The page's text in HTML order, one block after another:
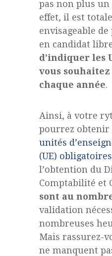
pas non plus un
effet, il est
envisageable de
en candidat
d’indiquer les
vous
chaque année.
Ainsi, à votre
pourrez obtenir
unités
(UE) obligatoires
l’obtention du
Comptabilité et
sont au
validation
nombreuses
Mais rassurez-
ne manquent